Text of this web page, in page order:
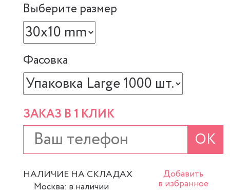
Выберите размер
Фасовка
ЗАКАЗ В 1 КЛИК
ОК
НАЛИЧИЕ НА СКЛАДАХ
Москва: в наличии
Добавить
в избранное